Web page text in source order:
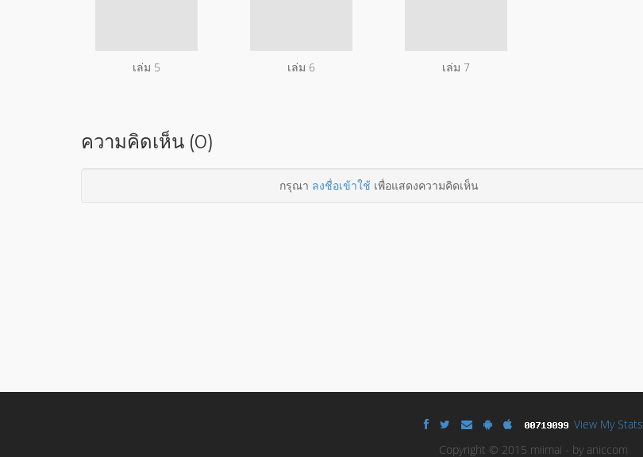
เล่ม 5 เล่ม 6 เล่ม 7
ความคิดเห็น (0)
กรุณา ลงชื่อเข้าใช้เพื่อแสดงความคิดเห็น
View My Stats
Copyright © 2015 miimai - by aniccom